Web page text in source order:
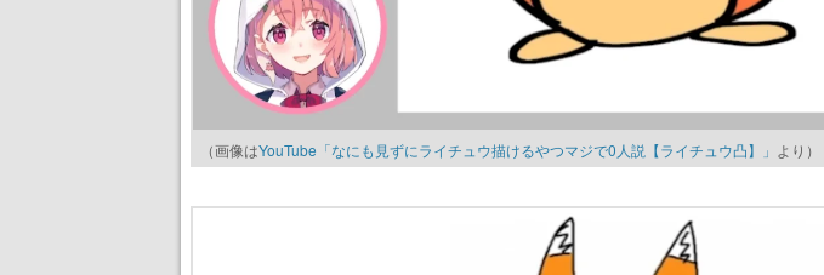
（画像はYouTube「なにも見ずにライチュウ描けるやつマジで0人説【ライチュウ凸】」 より）